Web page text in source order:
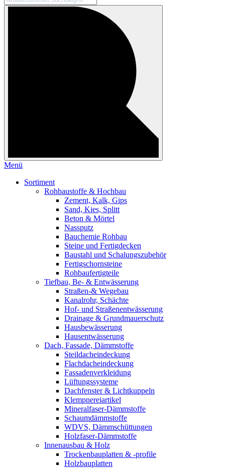
Menü
Sortiment
Rohbaustoffe & Hochbau
Zement, Kalk, Gips
Sand, Kies, Splitt
Beton & Mörtel
Nassputz
Bauchemie Rohbau
Steine und Fertigdecken
Baustahl und Schalungszubehör
Fertigschornsteine
Rohbaufertigteile
Tiefbau, Be- & Entwässerung
Straßen-& Wegebau
Kanalrohr, Schächte
Hof- und Straßenentwässerung
Drainage & Grundmauerschutz
Hausbewässerung
Hausentwässerung
Dach, Fassade, Dämmstoffe
Steildacheindeckung
Flachdacheindeckung
Fassadenverkleidung
Lüftungssysteme
Dachfenster & Lichtkuppeln
Klempnereiartikel
Mineralfaser-Dämmstoffe
Schaumdämmstoffe
WDVS, Dämmschüttungen
Holzfaser-Dämmstoffe
Innenausbau & Holz
Trockenbauplatten & -profile
Holzbauplatten